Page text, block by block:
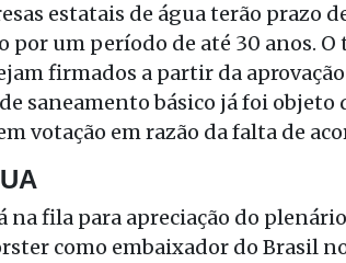
estatais de água terão prazo
por um período de até 30 anos.
firmados a partir da
saneamento básico já foi
votação em razão da falta de
na fila para apreciação do
como embaixador do Brasil